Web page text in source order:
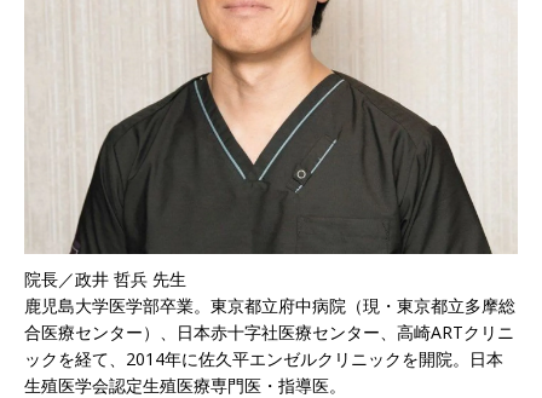
院長／政井 哲兵 先生
鹿児島大学医学部卒業。東京都立府中病院（現・東京都立多摩総
合医療センター）、日本赤十字社医療センター、高崎ARTクリニ
ックを経て、2014年に佐久平エンゼルクリニックを開院。日本
生殖医学会認定生殖医療専門医・指導医。